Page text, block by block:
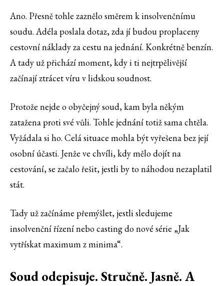
Ano. Přesně tohle zaznělo směrem k insolvenčnímu
soudu. Adéla poslala dotaz, zda jí budou proplaceny
cestovní náklady za cestu na jednání. Konkrétně benzín.
A tady už přichází moment, kdy i ti nejtrpělivější
začínají ztrácet víru v lidskou soudnost.
Protože nejde o obyčejný soud, kam byla někým
zatažena proti své vůli. Tohle jednání totiž sama chtěla.
Vyžádala si ho. Celá situace mohla být vyřešena bez její
osobní účasti. Jenže ve chvíli, kdy mělo dojít na
cestování, se začalo řešit, jestli by to náhodou nezaplatil
stát.
Tady už začínáme přemýšlet, jestli sledujeme
insolvenční řízení nebo casting do nové série „Jak
vytřískat maximum z minima“.
Soud odepisuje. Stručně. Jasně. A